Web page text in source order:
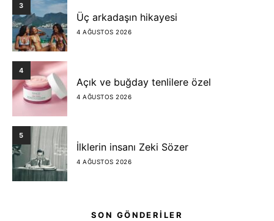
3
Üç arkadaşın hikayesi
4 AĞUSTOS 2026
4
Açık ve buğday tenlilere özel
4 AĞUSTOS 2026
5
İlklerin insanı Zeki Sözer
4 AĞUSTOS 2026
SON GÖNDERİLER